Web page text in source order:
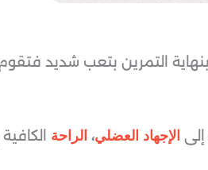
التمرين بتعب شديد فتقوم
الإجهاد العضلي، الراحة